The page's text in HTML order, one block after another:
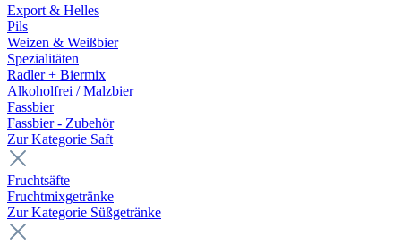
Export & Helles
Pils
Weizen & Weißbier
Spezialitäten
Radler + Biermix
Alkoholfrei / Malzbier
Fassbier
Fassbier - Zubehör
Zur Kategorie Saft
Fruchtsäfte
Fruchtmixgetränke
Zur Kategorie Süßgetränke